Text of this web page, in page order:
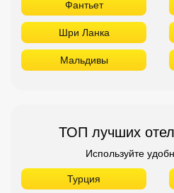
Фантьет
Шри Ланка
Мальдивы
ТОП лучших
Используйте
Турция